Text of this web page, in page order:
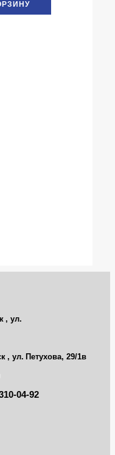
, ул.
, ул. Петухова, 29/1в
04-92